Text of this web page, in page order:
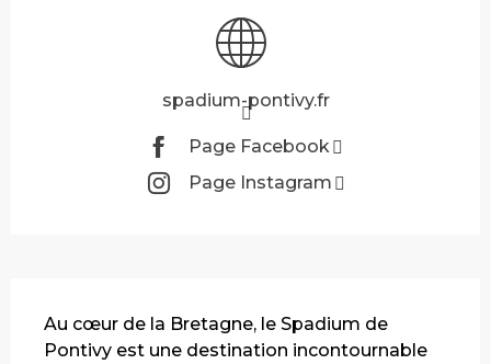
spadium-pontivy.fr
Page Facebook
Page Instagram
Au cœur de la Bretagne, le Spadium de
Pontivy est une destination incontournable